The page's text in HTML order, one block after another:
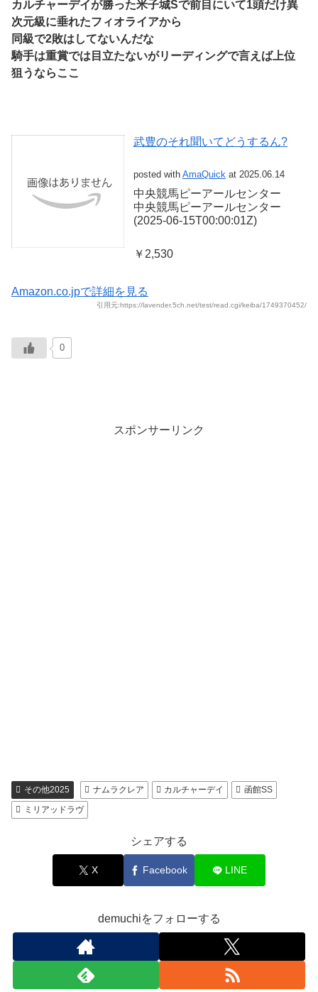
カルチャーデイが勝った米子城Sで前目にいて1頭だけ異
次元級に垂れたフィオライアから
同級で2敗はしてないんだな
騎手は重賞では目立たないがリーディングで言えば上位
狙うならここ
武豊のそれ聞いてどうするん?
posted with AmaQuick at 2025.06.14
中央競馬ピーアールセンター
中央競馬ピーアールセンター
(2025-06-15T00:00:01Z)
￥2,530
Amazon.co.jpで詳細を見る
引用元:https://lavender.5ch.net/test/read.cgi/keiba/1749370452/
0
スポンサーリンク
その他2025 ナムラクレア カルチャーデイ
函館SS
ミリアッドラヴ
シェアする
X Facebook LINE
demuchiをフォローする